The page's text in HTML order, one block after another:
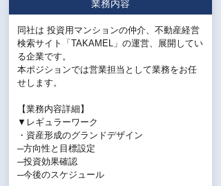
業務内容
同社は 投資用マンションの仲介、不動産経営
検索サイト「TAKAMEL」の運営、展開してい
る企業です。
本ポジションでは営業担当として業務をお任
せします。
【業務内容詳細】
▼レギュラーワーク
・資産形成のグランドデザイン
─方向性と目標設定
─投資効果確認
─今後のスケジュール